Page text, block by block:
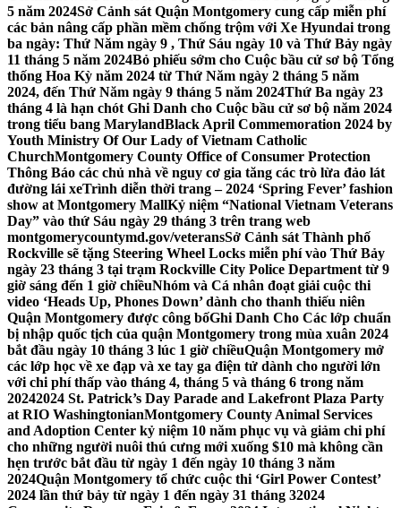
5 năm 2024Sở Cảnh sát Quận Montgomery cung cấp miễn phí
các bản nâng cấp phần mềm chống trộm với Xe Hyundai trong
ba ngày: Thứ Năm ngày 9 , Thứ Sáu ngày 10 và Thứ Bảy ngày
11 tháng 5 năm 2024Bỏ phiếu sớm cho Cuộc bầu cử sơ bộ Tổng
thống Hoa Kỳ năm 2024 từ Thứ Năm ngày 2 tháng 5 năm
2024, đến Thứ Năm ngày 9 tháng 5 năm 2024Thứ Ba ngày 23
tháng 4 là hạn chót Ghi Danh cho Cuộc bầu cử sơ bộ năm 2024
trong tiểu bang MarylandBlack April Commemoration 2024 by
Youth Ministry Of Our Lady of Vietnam Catholic
ChurchMontgomery County Office of Consumer Protection
Thông Báo các chủ nhà về nguy cơ gia tăng các trò lừa đảo lát
đường lái xeTrình diễn thời trang – 2024 ‘Spring Fever’ fashion
show at Montgomery MallKỷ niệm “National Vietnam Veterans
Day” vào thứ Sáu ngày 29 tháng 3 trên trang web
montgomerycountymd.gov/veteransSở Cảnh sát Thành phố
Rockville sẽ tặng Steering Wheel Locks miễn phí vào Thứ Bảy
ngày 23 tháng 3 tại trạm Rockville City Police Department từ 9
giờ sáng đến 1 giờ chiềuNhóm và Cá nhân đoạt giải cuộc thi
video ‘Heads Up, Phones Down’ dành cho thanh thiếu niên
Quận Montgomery được công bốGhi Danh Cho Các lớp chuẩn
bị nhập quốc tịch của quận Montgomery trong mùa xuân 2024
bắt đầu ngày 10 tháng 3 lúc 1 giờ chiềuQuận Montgomery mở
các lớp học về xe đạp và xe tay ga điện tử dành cho người lớn
với chi phí thấp vào tháng 4, tháng 5 và tháng 6 trong năm
20242024 St. Patrick’s Day Parade and Lakefront Plaza Party
at RIO WashingtonianMontgomery County Animal Services
and Adoption Center kỷ niệm 10 năm phục vụ và giảm chi phí
cho những người nuôi thú cưng mới xuống $10 mà không cần
hẹn trước bắt đầu từ ngày 1 đến ngày 10 tháng 3 năm
2024Quận Montgomery tổ chức cuộc thi ‘Girl Power Contest’
2024 lần thứ bảy từ ngày 1 đến ngày 31 tháng 32024